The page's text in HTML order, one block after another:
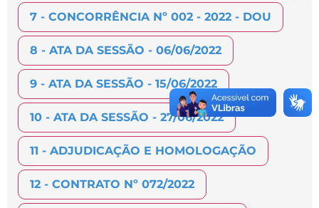
7 - CONCORRÊNCIA Nº 002 - 2022 - DOU
8 - ATA DA SESSÃO - 06/06/2022
9 - ATA DA SESSÃO - 15/06/2022
10 - ATA DA SESSÃO - 27/06/2022
11 - ADJUDICAÇÃO E HOMOLOGAÇÃO
12 - CONTRATO Nº 072/2022